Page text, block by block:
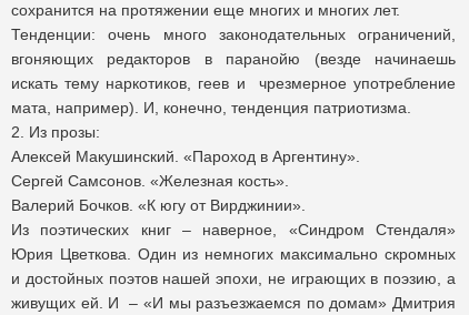
сохранится на протяжении еще многих и многих лет.
Тенденции: очень много законодательных ограничений,
вгоняющих редакторов в паранойю (везде начинаешь
искать тему наркотиков, геев и чрезмерное употребление
мата, например). И, конечно, тенденция патриотизма.
2. Из прозы:
Алексей Макушинский. «Пароход в Аргентину».
Сергей Самсонов. «Железная кость».
Валерий Бочков. «К югу от Вирджинии».
Из поэтических книг – наверное, «Синдром Стендаля»
Юрия Цветкова. Один из немногих максимально скромных
и достойных поэтов нашей эпохи, не играющих в поэзию, а
живущих ей. И – «И мы разъезжаемся по домам» Дмитрия